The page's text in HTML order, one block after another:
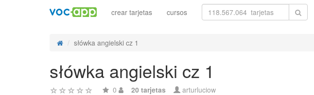
crear tarjetas cursos
słówka angielski cz 1
słówka angielski cz 1
0 20 tarjetas arturluciow